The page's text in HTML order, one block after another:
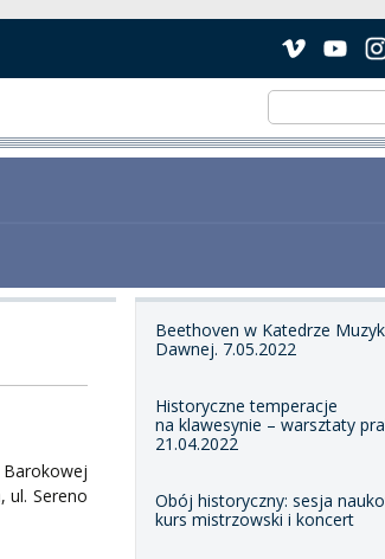
Beethoven w Katedrze
Dawnej. 7.05.2022
Historyczne temperacje
na klawesynie – warsztaty
21.04.2022
Obój historyczny: sesja
kurs mistrzowski i koncert
ul. Sereno